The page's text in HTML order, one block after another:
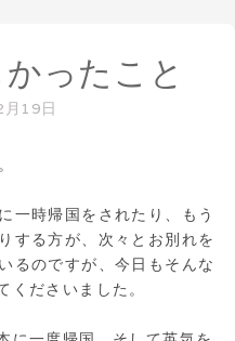
ったこと
19日
一時帰国をされたり、もう
する方が、次々とお別れを
るのですが、今日もそんな
ださいました。